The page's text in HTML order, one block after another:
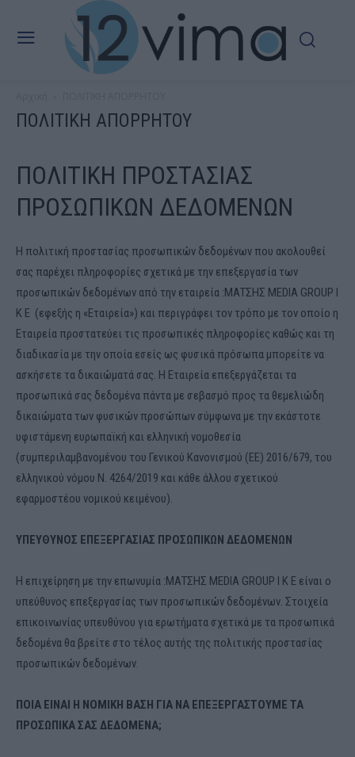
ΠΟΛΙΤΙΚΗ ΑΠΟΡΡΗΤΟΥ
ΠΟΛΙΤΙΚΗ ΠΡΟΣΤΑΣΙΑΣ
ΠΡΟΣΩΠΙΚΩΝ ΔΕΔΟΜΕΝΩΝ
H πολιτική προστασίας προσωπικών δεδομένων που ακολουθεί
σας παρέχει πληροφορίες σχετικά με την επεξεργασία των
προσωπικών δεδομένων από την εταιρεία :ΜΑΤΣΗΣ MEDIA GROUP Ι
Κ Ε (εφεξής η «Εταιρεία») και περιγράφει τον τρόπο με τον οποίο η
Εταιρεία προστατεύει τις προσωπικές πληροφορίες καθώς και τη
διαδικασία με την οποία εσείς ως φυσικά πρόσωπα μπορείτε να
ασκήσετε τα δικαιώματά σας. Η Εταιρεία επεξεργάζεται τα
προσωπικά σας δεδομένα πάντα με σεβασμό προς τα θεμελιώδη
δικαιώματα των φυσικών προσώπων σύμφωνα με την εκάστοτε
υφιστάμενη ευρωπαϊκή και ελληνική νομοθεσία
(συμπεριλαμβανομένου του Γενικού Κανονισμού (ΕΕ) 2016/679, του
ελληνικού νόμου Ν. 4264/2019 και κάθε άλλου σχετικού
εφαρμοστέου νομικού κειμένου).
ΥΠΕΥΘΥΝΟΣ ΕΠΕΞΕΡΓΑΣΙΑΣ ΠΡΟΣΩΠΙΚΩΝ ΔΕΔΟΜΕΝΩΝ
Η επιχείρηση με την επωνυμία :ΜΑΤΣΗΣ MEDIA GROUP Ι Κ Ε είναι ο
υπεύθυνος επεξεργασίας των προσωπικών δεδομένων. Στοιχεία
επικοινωνίας υπευθύνου για ερωτήματα σχετικά με τα προσωπικά
δεδομένα θα βρείτε στο τέλος αυτής της πολιτικής προστασίας
προσωπικών δεδομένων.
ΠΟΙΑ ΕΙΝΑΙ Η ΝΟΜΙΚΗ ΒΑΣΗ ΓΙΑ ΝΑ ΕΠΕΞΕΡΓΑΣΤΟΥΜΕ ΤΑ
ΠΡΟΣΩΠΙΚΑ ΣΑΣ ΔΕΔΟΜΕΝΑ;